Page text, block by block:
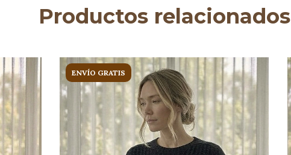
Productos relacionados
ENVÍO GRATIS